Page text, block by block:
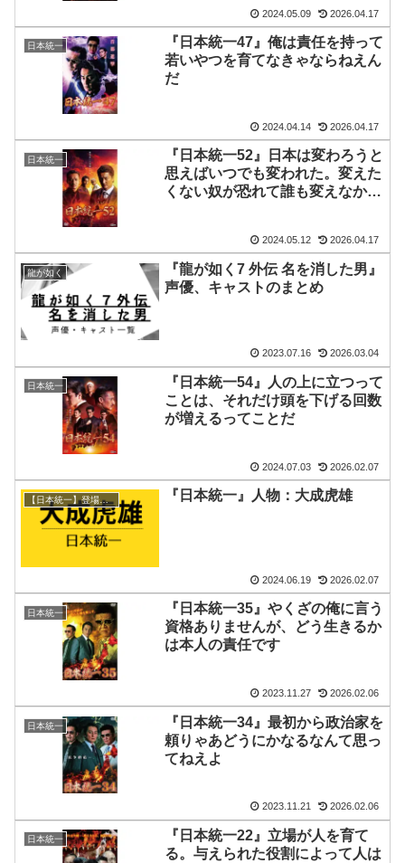
2024.05.09 2026.04.17
日本統一
『日本統一47』俺は責任を持って
若いやつを育てなきゃならねえん
だ
2024.04.14 2026.04.17
日本統一
『日本統一52』日本は変わろうと
思えばいつでも変われた。変えた
くない奴が恐れて誰も変えなかっ
2024.05.12 2026.04.17
龍が如く
『龍が如く7 外伝 名を消した男』
声優、キャストのまとめ
2023.07.16 2026.03.04
日本統一
『日本統一54』人の上に立つって
ことは、それだけ頭を下げる回数
が増えるってことだ
2024.07.03 2026.02.07
【日本統一】登場人物/組織 『日本統一』人物：大成虎雄
2024.06.19 2026.02.07
日本統一
『日本統一35』やくざの俺に言う
資格ありませんが、どう生きるか
は本人の責任です
2023.11.27 2026.02.06
日本統一
『日本統一34』最初から政治家を
頼りゃあどうにかなるなんて思っ
てねえよ
2023.11.21 2026.02.06
日本統一
『日本統一22』立場が人を育て
る。与えられた役割によって人は